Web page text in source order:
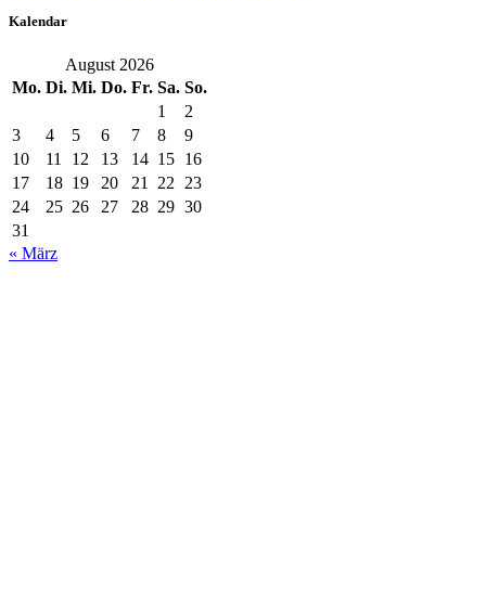
Kalendar
August 2026
Mo. Di. Mi. Do. Fr. Sa. So.
1
2
3
4 5 6 7 8
9
10
11 12 13 14 15 16
17
18 19 20 21 22
23
24
25 26 27 28 29 30
31
« März